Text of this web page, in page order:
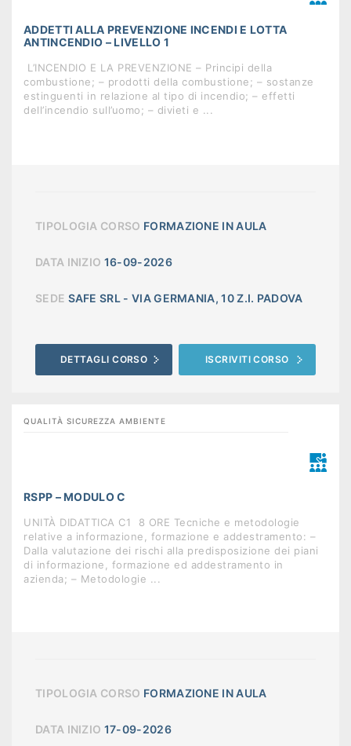
ADDETTI ALLA PREVENZIONE INCENDI E LOTTA
ANTINCENDIO – LIVELLO 1
 L’INCENDIO E LA PREVENZIONE – Principi della
combustione; – prodotti della combustione; – sostanze
estinguenti in relazione al tipo di incendio; – effetti
dell’incendio sull’uomo; – divieti e ...
TIPOLOGIA CORSO FORMAZIONE IN AULA
DATA INIZIO 16-09-2026
SEDE SAFE SRL - VIA GERMANIA, 10 Z.I. PADOVA
DETTAGLI CORSO ISCRIVITI CORSO
QUALITÀ SICUREZZA AMBIENTE
RSPP – MODULO C
UNITÀ DIDATTICA C1  8 ORE Tecniche e metodologie
relative a informazione, formazione e addestramento: –
Dalla valutazione dei rischi alla predisposizione dei piani
di informazione, formazione ed addestramento in
azienda; – Metodologie ...
TIPOLOGIA CORSO FORMAZIONE IN AULA
DATA INIZIO 17-09-2026